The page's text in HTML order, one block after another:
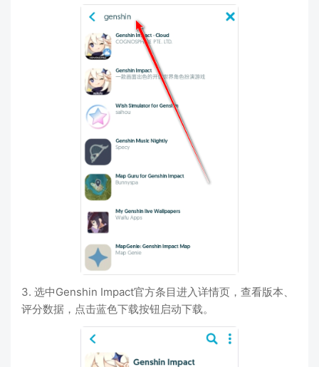
3. 选中Genshin Impact官方条目进入详情页，查看版本、
评分数据，点击蓝色下载按钮启动下载。